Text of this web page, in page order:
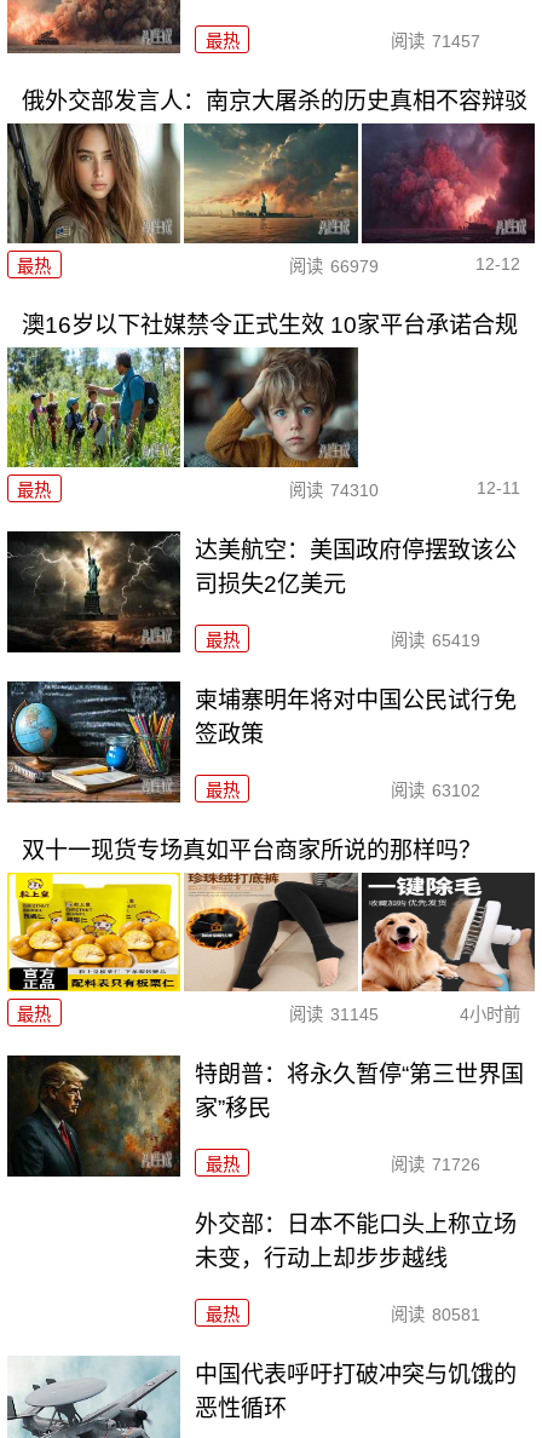
最热 阅读 71457
俄外交部发言人：南京大屠杀的历史真相不容辩驳
最热 阅读 66979 12-12
澳16岁以下社媒禁令正式生效 10家平台承诺合规
最热 阅读 74310 12-11
达美航空：美国政府停摆致该公
司损失2亿美元
最热 阅读 65419
柬埔寨明年将对中国公民试行免
签政策
最热 阅读 63102
双十一现货专场真如平台商家所说的那样吗？
最热 阅读 31145 4小时前
特朗普：将永久暂停“第三世界国
家”移民
最热 阅读 71726
外交部：日本不能口头上称立场
未变，行动上却步步越线
最热 阅读 80581
中国代表呼吁打破冲突与饥饿的
恶性循环